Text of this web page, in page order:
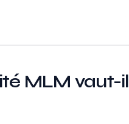
MLM vaut-il